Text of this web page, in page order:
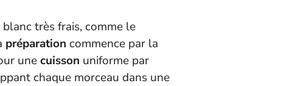
blanc très frais, comme le
préparation commence par la
unecuisson uniforme par
chaque morceau dans une